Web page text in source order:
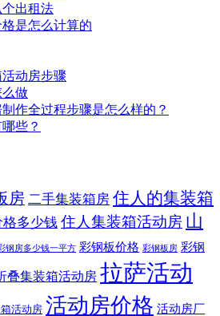
出租法
是怎么计算的
动房步骤
做
作全过程步骤是怎么样的？
些？
房 二手集装箱房 住人的集装箱
多少钱 住人集装箱活动房 山
钢房多少钱一平方 彩钢板价格 彩钢板房 彩钢
叠集装箱活动房 拉萨活动
箱活动房 活动房价格 活动房厂